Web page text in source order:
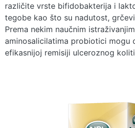
različite vrste bifidobakterija i
tegobe kao što su nadutost,
Prema nekim naučnim
aminosalicilatima probiotici mogu
efikasnijoj remisiji ulceroznog